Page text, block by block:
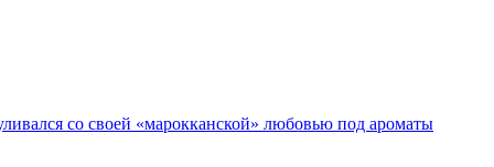
со своей «марокканской» любовью под ароматы